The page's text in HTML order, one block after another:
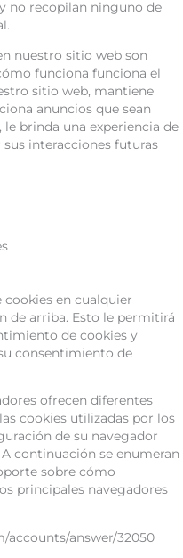
no recopilan ninguno de
nuestro sitio web son
funciona funciona el
sitio web, mantiene
anuncios que sean
le brinda una experiencia de
interacciones futuras
cookies en cualquier
de arriba. Esto le permitirá
de cookies y
consentimiento de
ofrecen diferentes
cookies utilizadas por los
de su navegador
continuación se enumeran
sobre cómo
principales navegadores
answer/32050